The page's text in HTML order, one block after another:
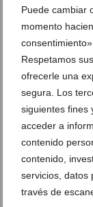
Puede cambiar
momento
Respetamos
ofrecerle una
segura. Los
siguientes fines
acceder a
contenido
contenido,
servicios, datos
través de
Policlínica